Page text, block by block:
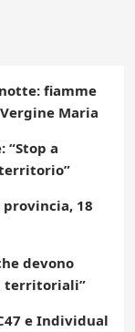
fiamme
Maria
“Stop a
18
devono
territoriali”
e Individual